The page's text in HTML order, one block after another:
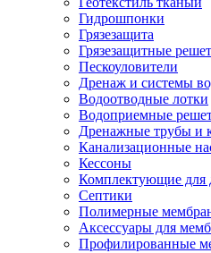
Гидрошпонки
Грязезащита
Грязезащитные
Пескоуловители
Дренаж и системы
Водоотводные лотки
Водоприемные
Дренажные трубы и
Канализационные
Кессоны
Комплектующие для
Септики
Полимерные
Аксессуары для
Профилированные